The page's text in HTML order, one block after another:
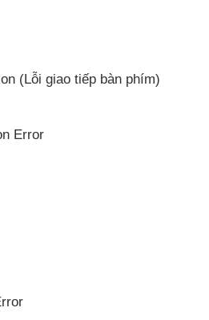
(Lỗi giao tiếp bàn phím)
Error